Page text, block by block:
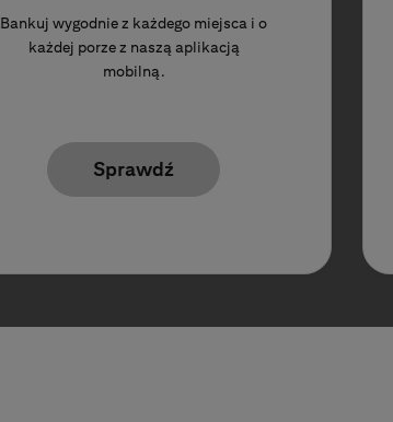
Bankuj wygodnie z każdego miejsca i o
każdej porze z naszą aplikacją
mobilną.
Sprawdź